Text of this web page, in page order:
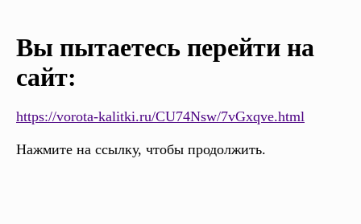
Вы пытаетесь перейти на
сайт:
https://vorota-kalitki.ru/CU74Nsw/7vGxqve.html
Нажмите на ссылку, чтобы продолжить.